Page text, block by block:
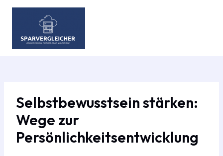
Zum
Selbstbewusstsein stärken:
Wege zur
Persönlichkeitsentwicklung